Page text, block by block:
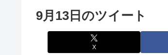
9月13日のツイート
X